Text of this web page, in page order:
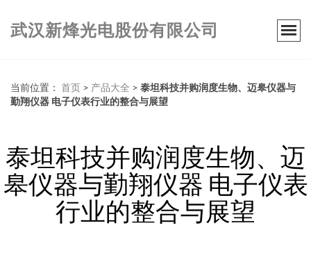
武汉新烽光电股份有限公司
当前位置： 首页 > 产品大全 > 泰坦科技并购润度生物、迈皋仪器与
勤翔仪器 电子仪表行业的整合与展望
泰坦科技并购润度生物、迈
皋仪器与勤翔仪器 电子仪表
行业的整合与展望